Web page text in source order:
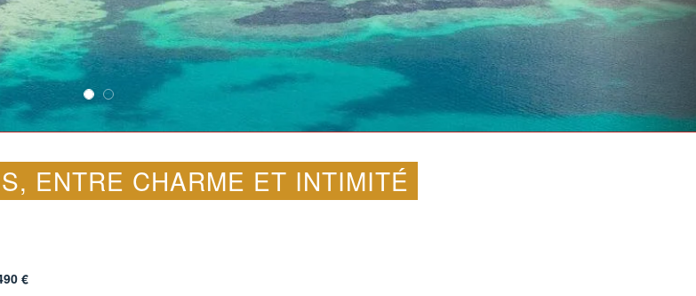
ENTRE CHARME ET INTIMITÉ
€